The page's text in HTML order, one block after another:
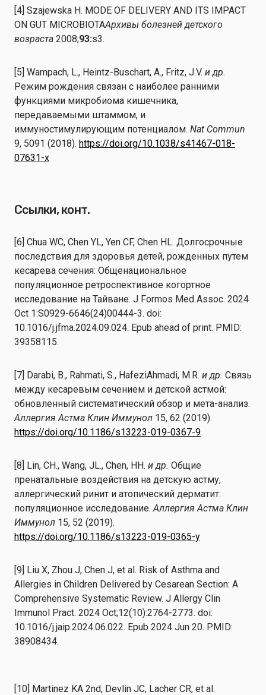
[4] Szajewska H. MODE OF DELIVERY AND ITS IMPACT
ON GUT MICROBIOTAАрхивы болезней детского
возраста 2008;93:s3.
[5] Wampach, L., Heintz-Buschart, A., Fritz, J.V. и др.
Режим рождения связан с наиболее ранними
функциями микробиома кишечника,
передаваемыми штаммом, и
иммуностимулирующим потенциалом. Nat Commun
9, 5091 (2018). https://doi.org/10.1038/s41467-018-
07631-x
Ссылки, конт.
[6] Chua WC, Chen YL, Yen CF, Chen HL. Долгосрочные
последствия для здоровья детей, рожденных путем
кесарева сечения: Общенациональное
популяционное ретроспективное когортное
исследование на Тайване. J Formos Med Assoc. 2024
Oct 1:S0929-6646(24)00444-3. doi:
10.1016/j.jfma.2024.09.024. Epub ahead of print. PMID:
39358115.
[7] Darabi, B., Rahmati, S., HafeziAhmadi, M.R. и др. Связь
между кесаревым сечением и детской астмой:
обновленный систематический обзор и мета-анализ.
Аллергия Астма Клин Иммунол 15, 62 (2019).
https://doi.org/10.1186/s13223-019-0367-9
[8] Lin, CH., Wang, JL., Chen, HH. и др. Общие
пренатальные воздействия на детскую астму,
аллергический ринит и атопический дерматит:
популяционное исследование.Аллергия Астма Клин
Иммунол 15, 52 (2019).
https://doi.org/10.1186/s13223-019-0365-y
[9] Liu X, Zhou J, Chen J, et al. Risk of Asthma and
Allergies in Children Delivered by Cesarean Section: A
Comprehensive Systematic Review. J Allergy Clin
Immunol Pract. 2024 Oct;12(10):2764-2773. doi:
10.1016/j.jaip.2024.06.022. Epub 2024 Jun 20. PMID:
38908434.
[10] Martinez KA 2nd, Devlin JC, Lacher CR, et al.